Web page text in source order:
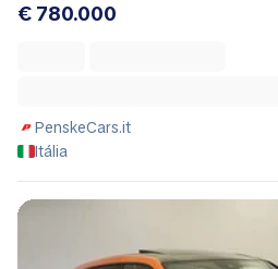
€ 780.000
PenskeCars.it
Itália